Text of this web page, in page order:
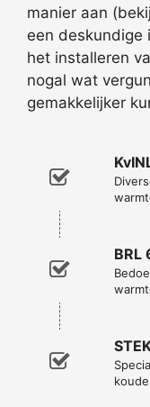
manier aan
een deskundige
het installeren
nogal wat
gemakkelijker
BRL